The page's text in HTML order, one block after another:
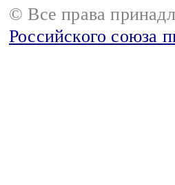
© Все права
Российского союза